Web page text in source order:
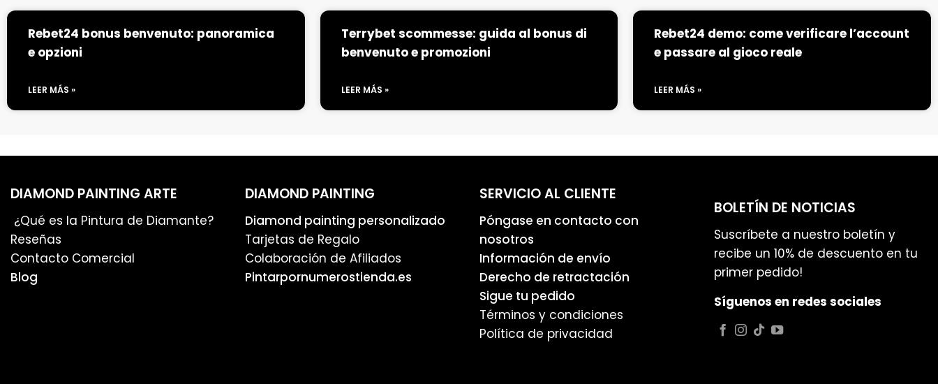
Rebet24 bonus benvenuto: panoramica
e opzioni
LEER MÁS »
Terrybet scommesse: guida al bonus di
benvenuto e promozioni
LEER MÁS »
Rebet24 demo: come verificare l’account
e passare al gioco reale
LEER MÁS »
DIAMOND PAINTING ARTE
¿Qué es la Pintura de Diamante?
Reseñas
Contacto Comercial
Blog
DIAMOND PAINTING
Diamond painting personalizado
Tarjetas de Regalo
Colaboración de Afiliados
Pintarpornumerostienda.es
SERVICIO AL CLIENTE
Póngase en contacto con
nosotros
Información de envío
Derecho de retractación
Sigue tu pedido
Términos y condiciones
Política de privacidad
BOLETÍN DE NOTICIAS
Suscríbete a nuestro boletín y
recibe un 10% de descuento en tu
primer pedido!
Síguenos en redes sociales